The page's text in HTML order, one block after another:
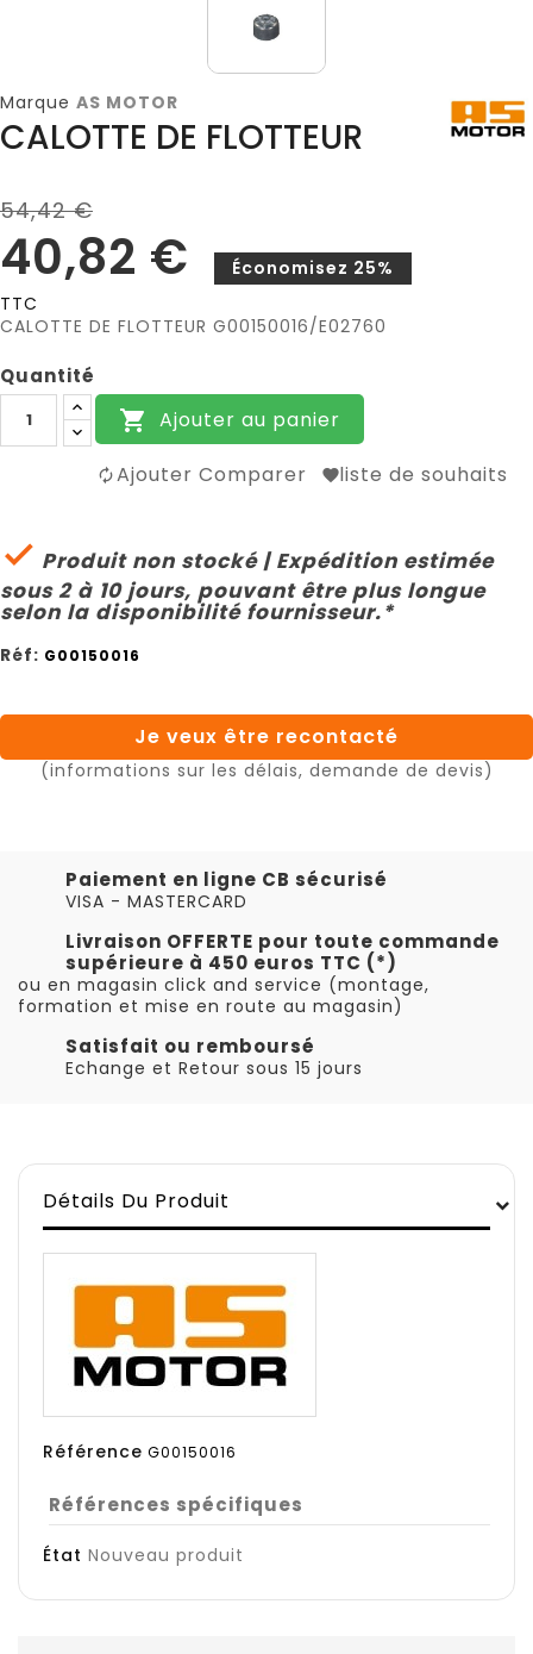
Marque AS MOTOR
CALOTTE DE FLOTTEUR
54,42 €
40,82 €
Économisez 25%
TTC
CALOTTE DE FLOTTEUR G00150016/E02760
Quantité
 Ajouter au panier
Ajouter Comparer liste de souhaits
 Produit non stocké | Expédition estimée
sous 2 à 10 jours, pouvant être plus longue
selon la disponibilité fournisseur.*
Réf: G00150016
Je veux être recontacté
(informations sur les délais, demande de devis)
Paiement en ligne CB sécurisé
VISA - MASTERCARD
Livraison OFFERTE pour toute commande
supérieure à 450 euros TTC (*)
ou en magasin click and service (montage,
formation et mise en route au magasin)
Satisfait ou remboursé
Echange et Retour sous 15 jours
Détails Du Produit
Référence G00150016
Références spécifiques
État Nouveau produit